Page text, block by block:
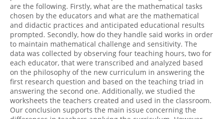
are the following. Firstly, what are the mathematical tasks
chosen by the educators and what are the mathematical
and didactic practices and anticipated educational results
prompted. Secondly, how do they handle said works in order
to maintain mathematical challenge and sensitivity. The
data was collected by observing four teaching hours, two for
each educator, that were transcribed and analyzed based
on the philosophy of the new curriculum in answering the
first research question and based on the teaching triad in
answering the second one. Additionally, we studied the
worksheets the teachers created and used in the classroom.
Our conclusion supports the main issue concerning the